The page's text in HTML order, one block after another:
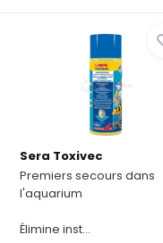
Sera Toxivec
Premiers secours dans
l'aquarium
Élimine inst...